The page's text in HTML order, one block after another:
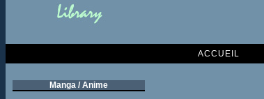
ACCUEIL
Manga / Anime